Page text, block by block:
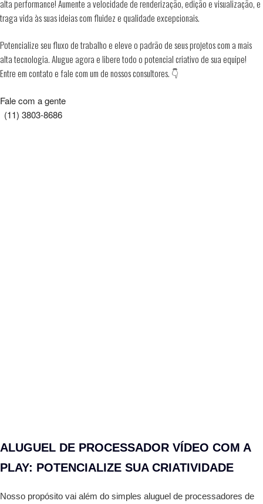
alta performance! Aumente a velocidade de renderização, edição e visualização, e
traga vida às suas ideias com fluidez e qualidade excepcionais.
Potencialize seu fluxo de trabalho e eleve o padrão de seus projetos com a mais
alta tecnologia. Alugue agora e libere todo o potencial criativo de sua equipe!
Entre em contato e fale com um de nossos consultores. 👇
Fale com a gente
(11) 3803-8686
ALUGUEL DE PROCESSADOR VÍDEO COM A
PLAY: POTENCIALIZE SUA CRIATIVIDADE
Nosso propósito vai além do simples aluguel de processadores de